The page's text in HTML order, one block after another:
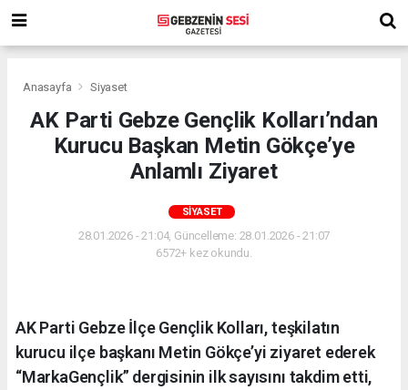
Anasayfa Siyaset
AK Parti Gebze Gençlik Kolları’ndan
Kurucu Başkan Metin Gökçe’ye
Anlamlı Ziyaret
SIYASET
28.01.2026 - 21:04, Güncelleme: 28.01.2026 - 21:07
6572+ kez okundu.
AK Parti Gebze İlçe Gençlik Kolları, teşkilatın
kurucu ilçe başkanı Metin Gökçe’yi ziyaret ederek
“MarkaGençlik” dergisinin ilk sayısını takdim etti,